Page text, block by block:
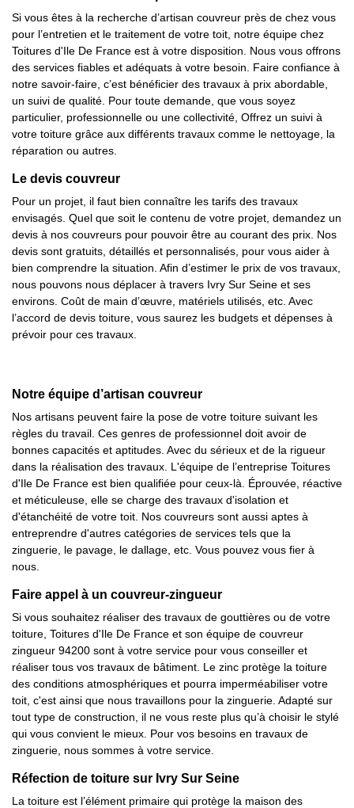
Si vous êtes à la recherche d’artisan couvreur près de chez vous
pour l’entretien et le traitement de votre toit, notre équipe chez
Toitures d'Ile De France est à votre disposition. Nous vous offrons
des services fiables et adéquats à votre besoin. Faire confiance à
notre savoir-faire, c’est bénéficier des travaux à prix abordable,
un suivi de qualité. Pour toute demande, que vous soyez
particulier, professionnelle ou une collectivité, Offrez un suivi à
votre toiture grâce aux différents travaux comme le nettoyage, la
réparation ou autres.
Le devis couvreur
Pour un projet, il faut bien connaître les tarifs des travaux
envisagés. Quel que soit le contenu de votre projet, demandez un
devis à nos couvreurs pour pouvoir être au courant des prix. Nos
devis sont gratuits, détaillés et personnalisés, pour vous aider à
bien comprendre la situation. Afin d’estimer le prix de vos travaux,
nous pouvons nous déplacer à travers Ivry Sur Seine et ses
environs. Coût de main d’œuvre, matériels utilisés, etc. Avec
l’accord de devis toiture, vous saurez les budgets et dépenses à
prévoir pour ces travaux.
Notre équipe d’artisan couvreur
Nos artisans peuvent faire la pose de votre toiture suivant les
règles du travail. Ces genres de professionnel doit avoir de
bonnes capacités et aptitudes. Avec du sérieux et de la rigueur
dans la réalisation des travaux. L'équipe de l’entreprise Toitures
d'Ile De France est bien qualifiée pour ceux-là. Éprouvée, réactive
et méticuleuse, elle se charge des travaux d'isolation et
d'étanchéité de votre toit. Nos couvreurs sont aussi aptes à
entreprendre d'autres catégories de services tels que la
zinguerie, le pavage, le dallage, etc. Vous pouvez vous fier à
nous.
Faire appel à un couvreur-zingueur
Si vous souhaitez réaliser des travaux de gouttières ou de votre
toiture, Toitures d'Ile De France et son équipe de couvreur
zingueur 94200 sont à votre service pour vous conseiller et
réaliser tous vos travaux de bâtiment. Le zinc protège la toiture
des conditions atmosphériques et pourra imperméabiliser votre
toit, c'est ainsi que nous travaillons pour la zinguerie. Adapté sur
tout type de construction, il ne vous reste plus qu’à choisir le stylé
qui vous convient le mieux. Pour vos besoins en travaux de
zinguerie, nous sommes à votre service.
Réfection de toiture sur Ivry Sur Seine
La toiture est l’élément primaire qui protège la maison des